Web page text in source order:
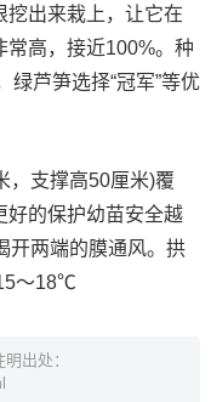
挖出来栽上，让它在
常高，接近100%。种
绿芦笋选择“冠军”等优
，支撑高50厘米)覆
好的保护幼苗安全越
开两端的膜通风。拱
～18℃
出处：